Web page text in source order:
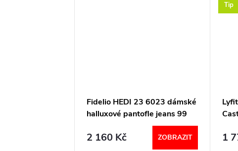
Fidelio HEDI 23 6023 dámské
halluxové pantofle jeans 99
2 160 Kč ZOBRAZIT
Tip
1